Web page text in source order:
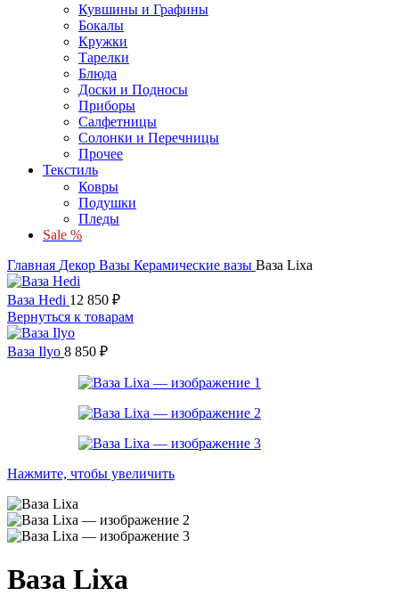
Кувшины и Графины
Бокалы
Кружки
Тарелки
Блюда
Доски и Подносы
Приборы
Салфетницы
Солонки и Перечницы
Прочее
Текстиль
Ковры
Подушки
Пледы
Sale %
Главная Декор Вазы Керамические вазы Ваза Lixa
Ваза Hedi 12 850 ₽
Вернуться к товарам
Ваза Ilyo 8 850 ₽
Нажмите, чтобы увеличить
Ваза Lixa